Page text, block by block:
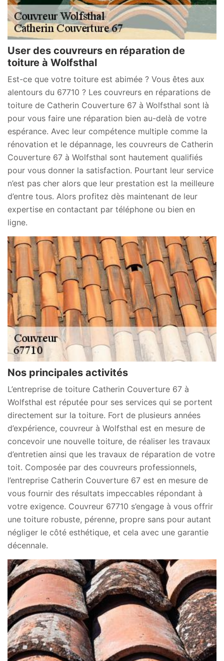
User des couvreurs en réparation de
toiture à Wolfsthal
Est-ce que votre toiture est abimée ? Vous êtes aux
alentours du 67710 ? Les couvreurs en réparations de
toiture de Catherin Couverture 67 à Wolfsthal sont là
pour vous faire une réparation bien au-delà de votre
espérance. Avec leur compétence multiple comme la
rénovation et le dépannage, les couvreurs de Catherin
Couverture 67 à Wolfsthal sont hautement qualifiés
pour vous donner la satisfaction. Pourtant leur service
n’est pas cher alors que leur prestation est la meilleure
d’entre tous. Alors profitez dès maintenant de leur
expertise en contactant par téléphone ou bien en
ligne.
Nos principales activités
L’entreprise de toiture Catherin Couverture 67 à
Wolfsthal est réputée pour ses services qui se portent
directement sur la toiture. Fort de plusieurs années
d’expérience, couvreur à Wolfsthal est en mesure de
concevoir une nouvelle toiture, de réaliser les travaux
d’entretien ainsi que les travaux de réparation de votre
toit. Composée par des couvreurs professionnels,
l’entreprise Catherin Couverture 67 est en mesure de
vous fournir des résultats impeccables répondant à
votre exigence. Couvreur 67710 s’engage à vous offrir
une toiture robuste, pérenne, propre sans pour autant
négliger le côté esthétique, et cela avec une garantie
décennale.